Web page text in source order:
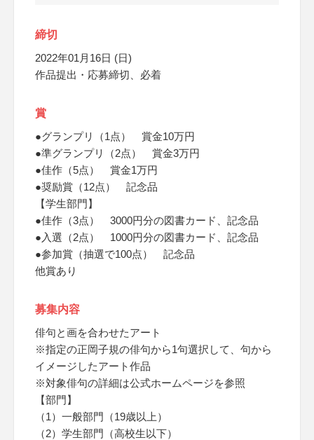
締切
2022年01月16日 (日)
作品提出・応募締切、必着
賞
●グランプリ（1点） 賞金10万円
●準グランプリ（2点） 賞金3万円
●佳作（5点） 賞金1万円
●奨励賞（12点） 記念品
【学生部門】
●佳作（3点） 3000円分の図書カード、記念品
●入選（2点） 1000円分の図書カード、記念品
●参加賞（抽選で100点） 記念品
他賞あり
募集内容
俳句と画を合わせたアート
※指定の正岡子規の俳句から1句選択して、句から
イメージしたアート作品
※対象俳句の詳細は公式ホームページを参照
【部門】
（1）一般部門（19歳以上）
（2）学生部門（高校生以下）